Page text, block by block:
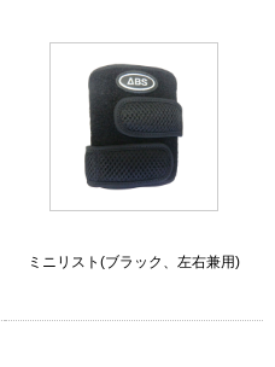
ミニリスト(ブラック、左右兼用)